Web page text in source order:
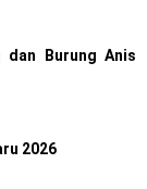
dan Burung Anis
2026